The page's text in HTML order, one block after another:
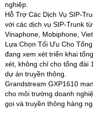
nghiệp.
Hỗ Trợ Các Dịch Vụ SIP-
với các dịch vụ SIP-Trunk
Vinaphone, Mobiphone,
Lựa Chọn Tối Ưu Cho
đang xem xét triển khai
xét, không chỉ cho tổng đài
dự án truyền thông.
Grandstream GXP1610
cho môi trường doanh
gọi và truyền thông hàng